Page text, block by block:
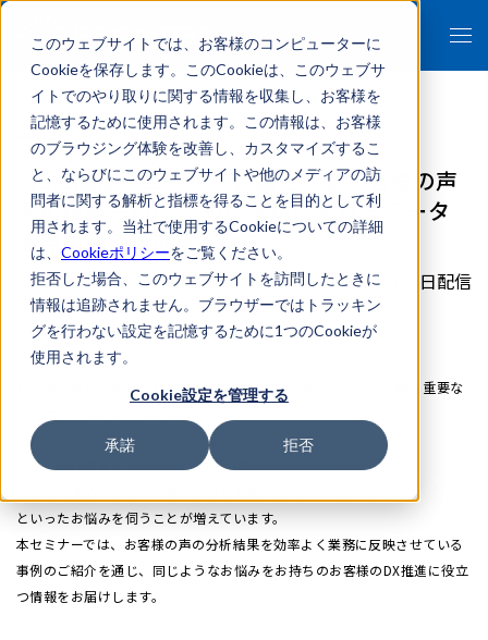
このウェブサイトでは、お客様のコンピューターに
Cookieを保存します。このCookieは、このウェブサ
イトでのやり取りに関する情報を収集し、お客様を
記憶するために使用されます。この情報は、お客様
のブラウジング体験を改善し、カスタマイズするこ
と、ならびにこのウェブサイトや他のメディアの訪
問者に関する解析と指標を得ることを目的として利
用されます。当社で使用するCookieについての詳細
は、 Cookieポリシーをご覧ください。
拒否した場合、このウェブサイトを訪問したときに
情報は追跡されません。ブラウザーではトラッキン
グを行わない設定を記憶するために1つのCookieが
使用されます。
Cookie設定を管理する
承諾 拒否
【2/1開催ウェビナー】鍵となるお客様の声
をAIが優先付け！ VoC分析におけるデータ
活用事例の最前線とは？
2022年01月24日配信
イベント/セミナー
日々お客様から寄せられるお問い合わせは、企業にとって宝が眠る重要な
しかし、AI・デジタルの活用が推進される中、
「データは収集しているけれど、活用方法がわからない...」
といったお悩みを伺うことが増えています。
本セミナーでは、お客様の声の分析結果を効率よく業務に反映させている
事例のご紹介を通じ、同じようなお悩みをお持ちのお客様のDX推進に役立
つ情報をお届けします。